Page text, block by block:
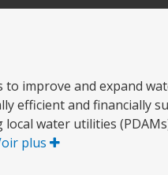
improve and expand
efficient and financially
water utilities
plus